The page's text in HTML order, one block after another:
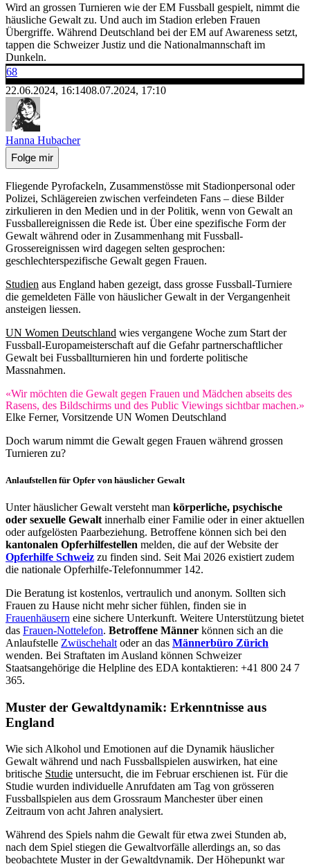
Wird an grossen Turnieren wie der EM Fussball gespielt, nimmt die
häusliche Gewalt zu. Und auch im Stadion erleben Frauen
Übergriffe. Während Deutschland bei der EM auf Awareness setzt,
tappen die Schweizer Justiz und die Nationalmannschaft im
Dunkeln.
68
22.06.2024, 16:1408.07.2024, 17:10
Hanna Hubacher
Folge mir
Fliegende Pyrofackeln, Zusammenstösse mit Stadionpersonal oder
Polizei, Schlägereien zwischen verfeindeten Fans – diese Bilder
zirkulieren in den Medien und in der Politik, wenn von Gewalt an
Fussballereignissen die Rede ist. Über eine spezifische Form der
Gewalt während oder in Zusammenhang mit Fussball-
Grossereignissen wird dagegen selten gesprochen:
geschlechterspezifische Gewalt gegen Frauen.
Studien aus England haben gezeigt, dass grosse Fussball-Turniere
die gemeldeten Fälle von häuslicher Gewalt in der Vergangenheit
ansteigen liessen.
UN Women Deutschland wies vergangene Woche zum Start der
Fussball-Europameisterschaft auf die Gefahr partnerschaftlicher
Gewalt bei Fussballturnieren hin und forderte politische
Massnahmen.
«Wir möchten die Gewalt gegen Frauen und Mädchen abseits des
Rasens, des Bildschirms und des Public Viewings sichtbar machen.»
Elke Ferner, Vorsitzende UN Women Deutschland
Doch warum nimmt die Gewalt gegen Frauen während grossen
Turnieren zu?
Anlaufstellen für Opfer von häuslicher Gewalt
Unter häuslicher Gewalt versteht man körperliche, psychische
oder sexuelle Gewalt innerhalb einer Familie oder in einer aktuellen
oder aufgelösten Paarbeziehung. Betroffene können sich bei den
kantonalen Opferhilfestellen melden, die auf der Website der
Opferhilfe Schweiz zu finden sind. Seit Mai 2026 existiert zudem
die nationale Opferhilfe-Telefonnummer 142.
Die Beratung ist kostenlos, vertraulich und anonym. Sollten sich
Frauen zu Hause nicht mehr sicher fühlen, finden sie in
Frauenhäusern eine sichere Unterkunft. Weitere Unterstützung bietet
das Frauen-Nottelefon. Betroffene Männer können sich an die
Anlaufstelle Zwüschehalt oder an das Männerbüro Zürich
wenden. Bei Straftaten im Ausland können Schweizer
Staatsangehörige die Helpline des EDA kontaktieren: +41 800 24 7
365.
Muster der Gewaltdynamik: Erkenntnisse aus
England
Wie sich Alkohol und Emotionen auf die Dynamik häuslicher
Gewalt während und nach Fussballspielen auswirken, hat eine
britische Studie untersucht, die im Februar erschienen ist. Für die
Studie wurden individuelle Anrufdaten am Tag von grösseren
Fussballspielen aus dem Grossraum Manchester über einen
Zeitraum von acht Jahren analysiert.
Während des Spiels nahm die Gewalt für etwa zwei Stunden ab,
nach dem Spiel stiegen die Gewaltvorfälle allerdings an, so das
beobachtete Muster in der Gewaltdynamik. Der Höhepunkt war